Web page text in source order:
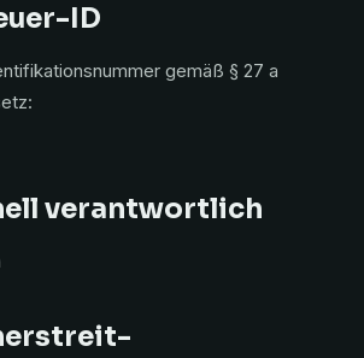
ID
gemäß § 27 a
verantwortlich